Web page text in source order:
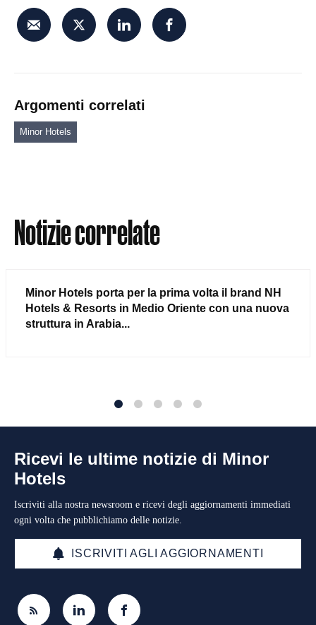
Argomenti correlati
Minor Hotels
Notizie correlate
Minor Hotels porta per la prima volta il brand NH
Hotels & Resorts in Medio Oriente con una nuova
struttura in Arabia...
Ricevi le ultime notizie di Minor
Hotels
Iscriviti alla nostra newsroom e ricevi degli aggiornamenti immediati
ogni volta che pubblichiamo delle notizie.
ISCRIVITI AGLI AGGIORNAMENTI